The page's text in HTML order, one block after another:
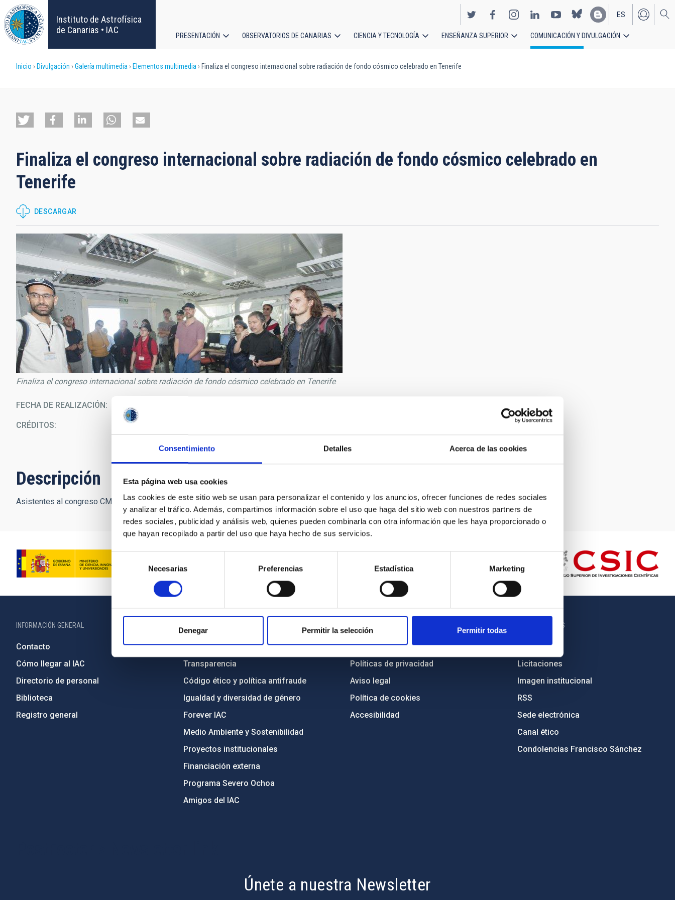
Consentimiento Detalles Acerca de las cookies
Esta página web usa cookies
Las cookies de este sitio web se usan para personalizar el contenido y los anuncios, ofrecer funciones de redes sociales
y analizar el tráfico. Además, compartimos información sobre el uso que haga del sitio web con nuestros partners de
redes sociales, publicidad y análisis web, quienes pueden combinarla con otra información que les haya proporcionado o
que hayan recopilado a partir del uso que haya hecho de sus servicios.
de
consentimiento
Necesarias Preferencias Estadística Marketing
Denegar Permitir la selección Permitir todas
Pasar
al
contenido
principal
Instituto de Astrofísica
de Canarias • IAC
EN
ES
PRESENTACIÓN OBSERVATORIOS DE CANARIAS CIENCIA Y TECNOLOGÍA ENSEÑANZA SUPERIOR COMUNICACIÓN Y DIVULGACIÓN
Sobrescribir
de
a
la
navegación
Inicio Divulgación Galería multimedia Elementos multimedia Finaliza el congreso internacional sobre radiación de fondo cósmico celebrado en Tenerife
Finaliza el congreso internacional sobre radiación de fondo cósmico celebrado en
Tenerife
DESCARGAR
Finaliza el congreso internacional sobre radiación de fondo cósmico celebrado en Tenerife
FECHA DE REALIZACIÓN
CRÉDITOS
Descripción
Asistentes al congreso CMB Foregrounds visitan el Experimento QUIJOTE en el Observatorio del Teide. Crédito: Miguel Briganti Correa, SMM (IAC).
INFORMACIÓN GENERAL
Contacto
Cómo llegar al IAC
Directorio de personal
Biblioteca
Registro general
Legislación
Transparencia
Código ético y política antifraude
Igualdad y diversidad de género
Forever IAC
Medio Ambiente y Sostenibilidad
Proyectos institucionales
Financiación externa
Programa Severo Ochoa
Amigos del IAC
PORTAL DEL IAC
Mapa web
Políticas de privacidad
Aviso legal
Política de cookies
Accesibilidad
OTROS ENLACES
Empleo
Licitaciones
Imagen institucional
RSS
Sede electrónica
Canal ético
Condolencias Francisco Sánchez
Únete a nuestra Newsletter